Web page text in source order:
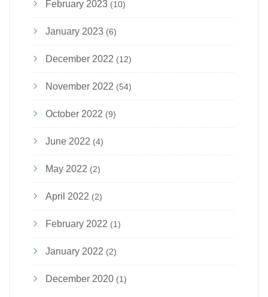
February 2023 (10)
January 2023 (6)
December 2022 (12)
November 2022 (54)
October 2022 (9)
June 2022 (4)
May 2022 (2)
April 2022 (2)
February 2022 (1)
January 2022 (2)
December 2020 (1)